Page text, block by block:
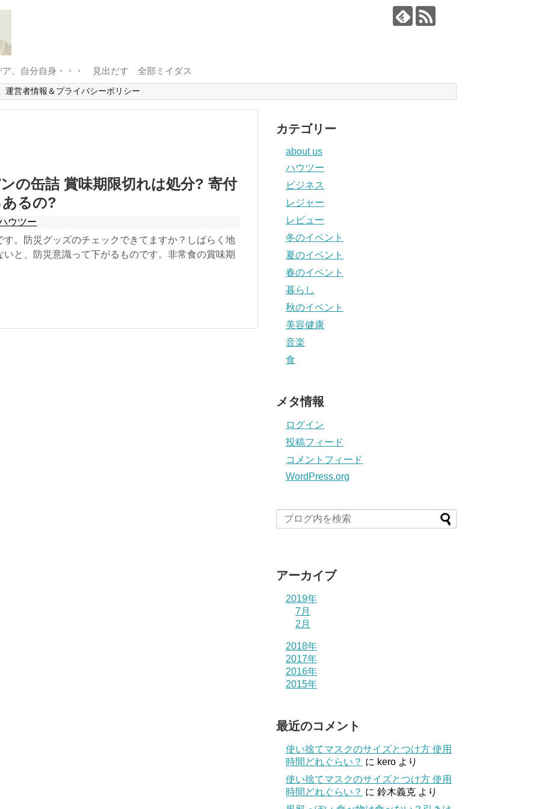
ア、自分自身・・・ 見出だす 全部ミイダス
運営者情報＆プライバシーポリシー
の缶詰 賞味期限切れは処分? 寄付
るの?
ウツー
す。防災グッズのチェックできてますか？しばらく地
いと、防災意識って下がるものです。非常食の賞味期
カテゴリー
about us
ハウツー
ビジネス
レジャー
レビュー
冬のイベント
夏のイベント
春のイベント
暮らし
秋のイベント
美容健康
音楽
食
メタ情報
ログイン
投稿フィード
コメントフィード
WordPress.org
アーカイブ
2019年
7月
2月
2018年
2017年
2016年
2015年
最近のコメント
使い捨てマスクのサイズとつけ方 使用
時間どれぐらい？ に kero より
使い捨てマスクのサイズとつけ方 使用
時間どれぐらい？ に 鈴木義克 より